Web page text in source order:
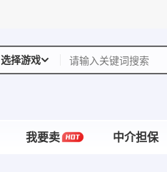
选择游戏
我要卖 中介担保